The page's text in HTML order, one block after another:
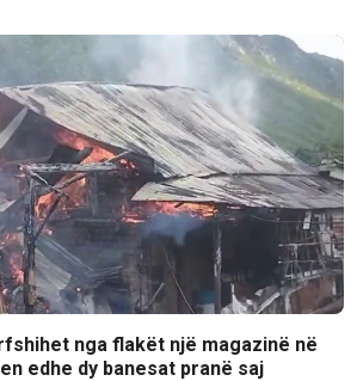
nga flakët një magazinë në
edhe dy banesat pranë saj